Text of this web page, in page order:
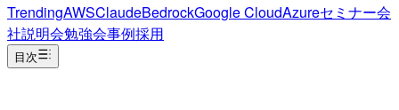
TrendingAWSClaudeBedrockGoogle CloudAzureセミナー会
社説明会勉強会事例採用
目次